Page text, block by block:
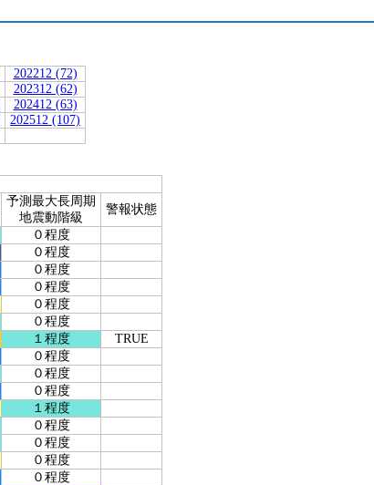
202212 (72)
202312 (62)
202412 (63)
202512 (107)
予測最大長周期
地震動階級
警報状態
０程度
０程度
０程度
０程度
０程度
０程度
１程度
TRUE
０程度
０程度
０程度
１程度
０程度
０程度
０程度
０程度